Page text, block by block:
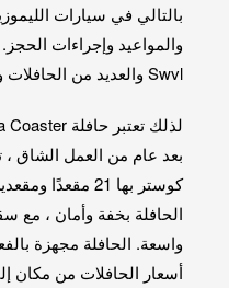
بالتالي في سيارات
والمواعيد وإجراءات
Swvl والعديد من الحافلات والسيارات الحديثة.
بعد عام من العمل الشاق ،
كوستر بها 21
الحافلة بخفة وأمان ، مع
واسعة. الحافلة مجهزة
أسعار الحافلات من